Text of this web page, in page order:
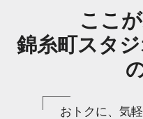
ここ
錦糸町スタ
おトクに、気